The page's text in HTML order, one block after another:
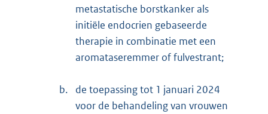
metastatische borstkanker als
initiële endocrien gebaseerde
therapie in combinatie met een
aromataseremmer of fulvestrant;
b.
de toepassing tot 1 januari 2024
voor de behandeling van vrouwen